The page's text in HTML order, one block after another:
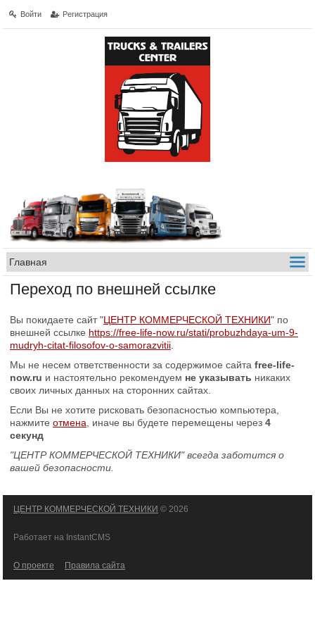
Войти Регистрация
Переход по внешней ссылке
Вы покидаете сайт "ЦЕНТР КОММЕРЧЕСКОЙ ТЕХНИКИ" по
внешней ссылке https://free-life-now.ru/stati/probuzhdaya-um-9-
mudryh-citat-filosofov-o-samorazvitii
Мы не несем ответственности за содержимое сайта free-life-
now.ru и настоятельно рекомендуем не указывать никаких
своих личных данных на сторонних сайтах.
Если Вы не хотите рисковать безопасностью компьютера,
нажмите отмена , иначе вы будете перемещены через 4
секунд
"ЦЕНТР КОММЕРЧЕСКОЙ ТЕХНИКИ" всегда заботится о
вашей безопасности.
ЦЕНТР КОММЕРЧЕСКОЙ ТЕХНИКИ © 2026
Работает на InstantCMS
О проекте Правила сайта